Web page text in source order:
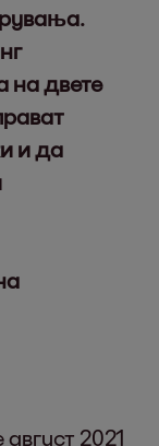
на двете
и да
2021